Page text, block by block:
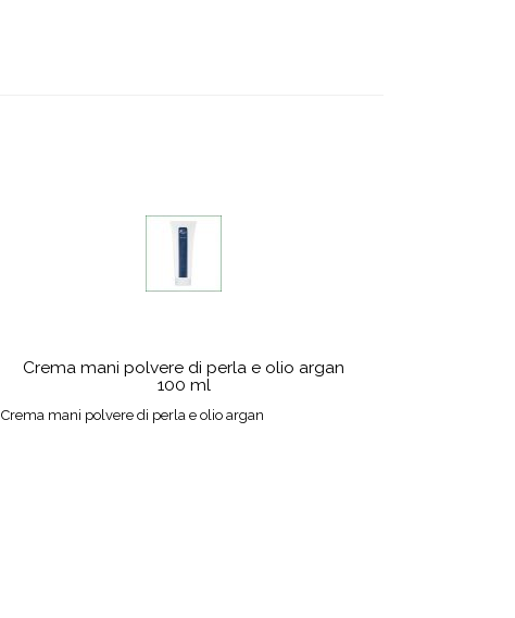
Crema mani polvere di perla e olio argan
100 ml
Crema mani polvere di perla e olio argan